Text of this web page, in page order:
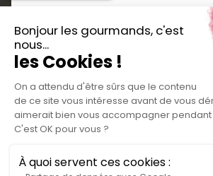
Routes gourmandes
Partenaires
Presse
Créer votre espace personnel
Informations légales
Politique de confidentialité des
l'application
Nos bons plans et
gourmandes à vivre en
amis